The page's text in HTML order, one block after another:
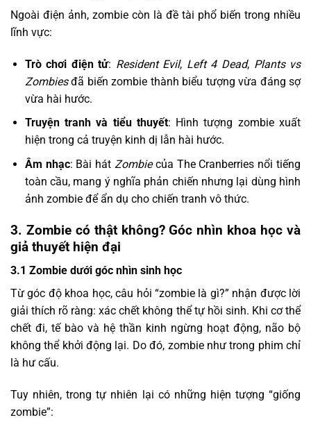
Ngoài điện ảnh, zombie còn là đề tài phổ biến trong nhiều
lĩnh vực:
Trò chơi điện tử: Resident Evil, Left 4 Dead, Plants vs
Zombiesđã biến zombie thành biểu tượng vừa đáng sợ
vừa hài hước.
Truyện tranh và tiểu thuyết: Hình tượng zombie xuất
hiện trong cả truyện kinh dị lẫn hài hước.
Âm nhạc: Bài hátZombiecủa The Cranberries nổi tiếng
toàn cầu, mang ý nghĩa phản chiến nhưng lại dùng hình
ảnh zombie để ẩn dụ cho chiến tranh vô thức.
3. Zombie có thật không? Góc nhìn khoa học và
giả thuyết hiện đại
3.1 Zombie dưới góc nhìn sinh học
Từ góc độ khoa học, câu hỏi “zombie là gì?” nhận được lời
giải thích rõ ràng: xác chết không thể tự hồi sinh. Khi cơ thể
chết đi, tế bào và hệ thần kinh ngừng hoạt động, não bộ
không thể khởi động lại. Do đó, zombie như trong phim chỉ
là hư cấu.
Tuy nhiên, trong tự nhiên lại có những hiện tượng “giống
zombie”: